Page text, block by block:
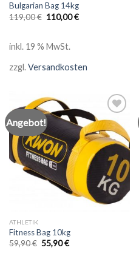
Bulgarian Bag 14kg
119,00€ 110,00€
inkl. 19 % MwSt.
zzgl.Versandkosten
Angebot!
Add to
wishlist
ATHLETIK
Fitness Bag 10kg
59,90€ 55,90€